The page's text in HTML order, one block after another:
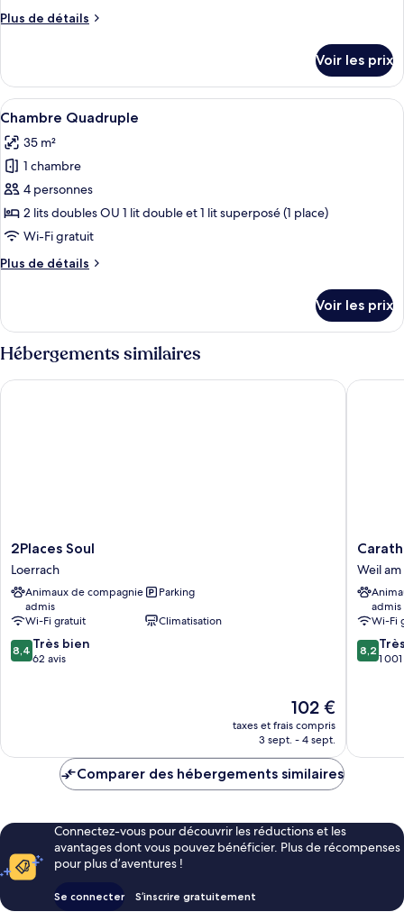
chambre :
Plus de détails
Plus
le
type
de
Chambre
Triple
Voir les prix
Afficher
toutes
les
photos
pour
ce
type
chambre :
Une chambre d’hôtel avec un lit, un
9
Chambre Quadruple
35 m²
1 chambre
4 personnes
2 lits doubles OU 1 lit double et 1 lit superposé (1 place)
Wi-Fi gratuit
Plus de détails
Plus
le
type
de
chambre
Chambre
Voir les prix
Hébergements similaires
2Places
Soul
Loerrach
2Places Soul
Loerrach
Animaux de compagnie
admis
Parking
Wi-Fi gratuit
Climatisation
8.4
sur
8,4 Très bien
62 avis
Le
nouveau
prix
de
102 €
taxes et frais compris
3 sept. - 4 sept.
2Places Soul
Basel/
am
Rhein
Weil
am
Rhein
Weil am
admis
Wi-Fi
8.2
sur
8,2
1
Comparer des hébergements similaires
Connectez-vous pour découvrir les réductions et les
avantages dont vous pouvez bénéficier. Plus de récompenses
pour plus d’aventures !
Se connecter S’inscrire gratuitement